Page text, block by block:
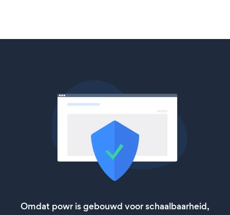
Omdat powr is gebouwd voor schaalbaarheid,